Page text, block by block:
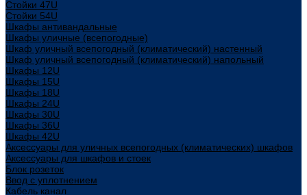
Стойки 47U
Стойки 54U
Шкафы антивандальные
Шкафы уличные (всепогодные)
Шкаф уличный всепогодный (климатический) настенный
Шкаф уличный всепогодный (климатический) напольный
Шкафы 12U
Шкафы 15U
Шкафы 18U
Шкафы 24U
Шкафы 30U
Шкафы 36U
Шкафы 42U
Аксессуары для уличных всепогодных (климатических) шкафов
Аксессуары для шкафов и стоек
Блок розеток
Ввод с уплотнением
Кабель канал